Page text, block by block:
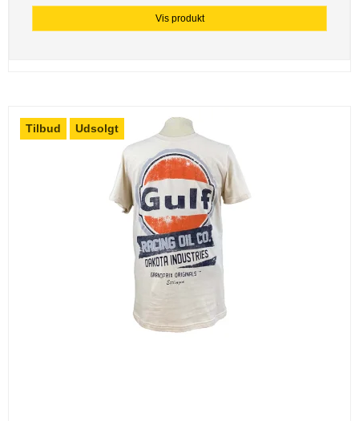
Vis produkt
Tilbud Udsolgt